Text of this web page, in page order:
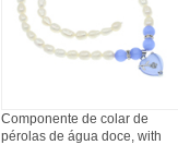
Componente de colar de
pérolas de água doce, with